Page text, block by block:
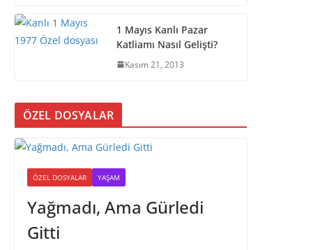
1 Mayıs Kanlı Pazar
Katliamı Nasıl Gelişti?
Kasım 21, 2013
ÖZEL DOSYALAR
ÖZEL DOSYALAR YAŞAM
Yağmadı, Ama Gürledi
Gitti